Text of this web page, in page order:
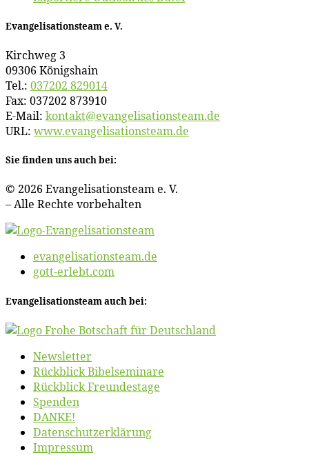
Evan­ge­li­sa­ti­ons­team e. V.
Kirch­weg 3
09306 Königshain
Tel.: 037202 829014
Fax: 037202 873910
E‑Mail: kontakt@​evangelisationsteam.​de
URL: www​.evan​ge​li​sa​ti​ons​team​.de
Sie fin­den uns auch bei:
© 2026 Evan­ge­li­sa­ti­ons­team e. V.
– Al­le Rech­te vorbehalten
evangelisationsteam.de
gott-erlebt.com
Evan­ge­li­sa­ti­ons­team auch bei:
News­let­ter
Rück­blick Bibelseminare
Rück­blick Freundestage
Spen­den
DANKE!
Daten­schutz­er­klä­rung
Im­pres­sum